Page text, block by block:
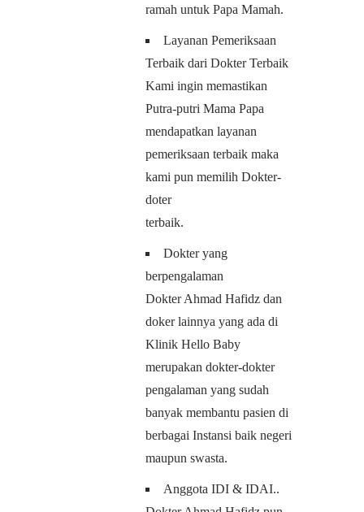
ramah untuk Papa Mamah.
Layanan Pemeriksaan
Terbaik dari Dokter Terbaik
Kami ingin memastikan
Putra-putri Mama Papa
mendapatkan layanan
pemeriksaan terbaik maka
kami pun memilih Dokter-
doter
terbaik.
Dokter yang
berpengalaman
Dokter Ahmad Hafidz dan
doker lainnya yang ada di
Klinik Hello Baby
merupakan dokter-dokter
pengalaman yang sudah
banyak membantu pasien di
berbagai Instansi baik negeri
maupun swasta.
Anggota IDI & IDAI..